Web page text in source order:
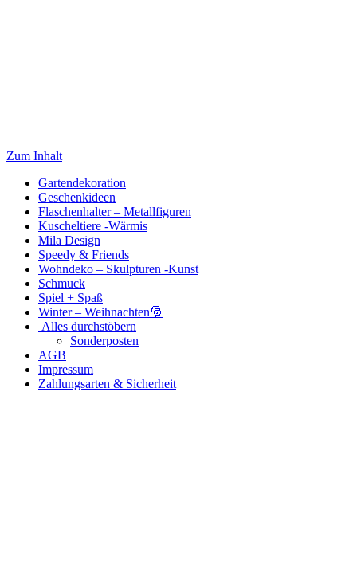
Zum Inhalt
Gartendekoration
Geschenkideen
Flaschenhalter – Metallfiguren
Kuscheltiere -Wärmis
Mila Design
Speedy & Friends
Wohndeko – Skulpturen -Kunst
Schmuck
Spiel + Spaß
Winter – Weihnachten🎅
Alles durchstöbern
Sonderposten
AGB
Impressum
Zahlungsarten & Sicherheit